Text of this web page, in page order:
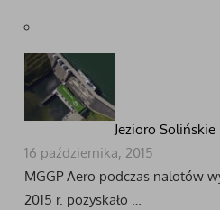
Jezioro
16 października, 2015
MGGP Aero podczas nalotów
2015 r. pozyskało …